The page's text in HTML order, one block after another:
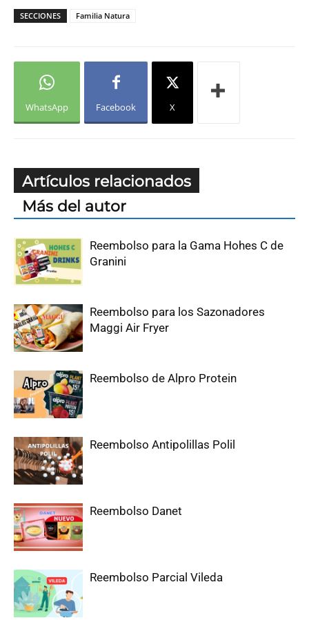
SECCIONES Familia Natura
WhatsApp Facebook X
Artículos relacionados
Más del autor
Reembolso para la Gama Hohes C de
Granini
Reembolso para los Sazonadores
Maggi Air Fryer
Reembolso de Alpro Protein
Reembolso Antipolillas Polil
Reembolso Danet
Reembolso Parcial Vileda